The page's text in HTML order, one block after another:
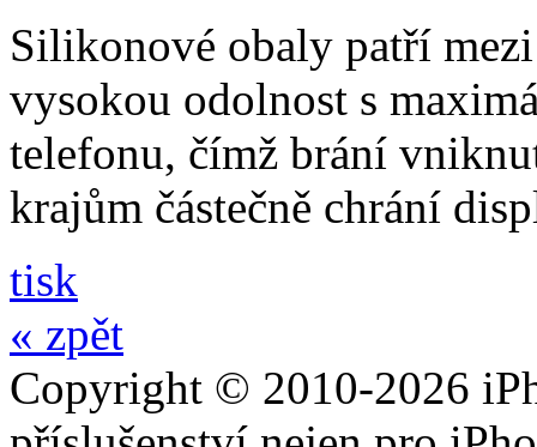
Silikonové obaly patří
vysokou odolnost s
telefonu, čímž brání
krajům částečně chrání
tisk
« zpět
Copyright © 2010-2026